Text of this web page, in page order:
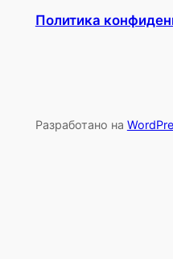
Политика
Разработано на